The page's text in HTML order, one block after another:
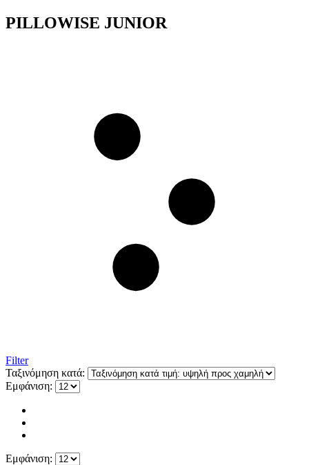
PILLOWISE JUNIOR
Filter
Ταξινόμηση κατά:
Εμφάνιση:
Εμφάνιση: